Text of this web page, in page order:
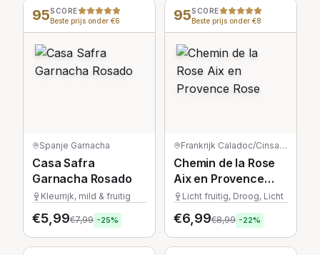
95SCORE
Beste prijs onder €6
Spanje·Garnacha
Casa Safra
Garnacha Rosado
Kleurrijk, mild & fruitig
€5,99€7,99 -25%
95SCORE
Beste prijs onder €8
Frankrijk· Caladoc/Cinsault/Grenache/Syrah
Chemin de la Rose
Aix en Provence
Rose
Licht fruitig, Droog, Licht
€6,99€8,99 -22%